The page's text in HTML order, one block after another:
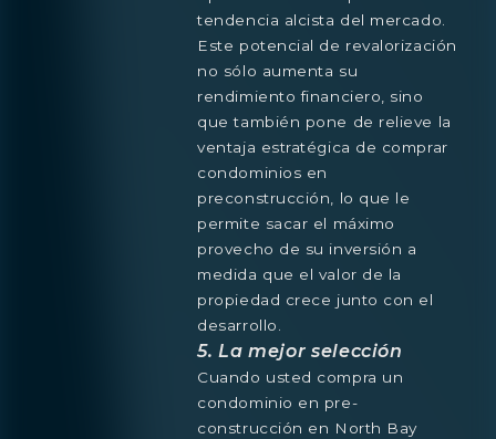
tendencia alcista del mercado.
Este potencial de revalorización
no sólo aumenta su
rendimiento financiero, sino
que también pone de relieve la
ventaja estratégica de comprar
condominios en
preconstrucción, lo que le
permite sacar el máximo
provecho de su inversión a
medida que el valor de la
propiedad crece junto con el
desarrollo.
5. La mejor selección
Cuando usted compra un
condominio en pre-
construcción en North Bay